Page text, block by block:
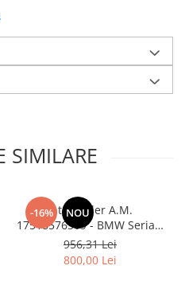
SIMILARE
-16% NOU
Intercooler A.M.
17518576509 - BMW Seria 5
G30
956,31 Lei
800,00 Lei